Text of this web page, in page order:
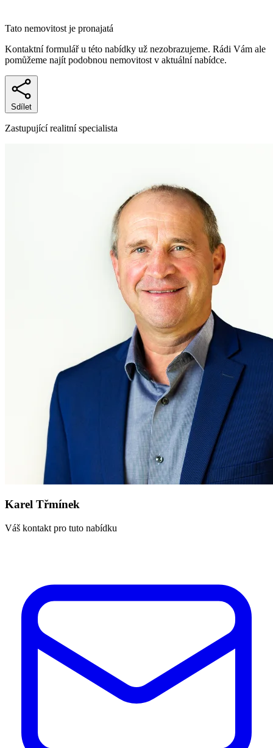
Tato nemovitost je pronajatá
Kontaktní formulář u této nabídky už nezobrazujeme. Rádi Vám ale
pomůžeme najít podobnou nemovitost v aktuální nabídce.
Sdílet
Zastupující realitní specialista
Karel Třmínek
Váš kontakt pro tuto nabídku